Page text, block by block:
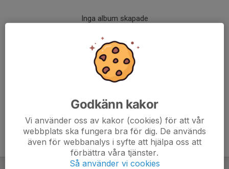
Inga album skapade
Godkänn kakor
Vi använder oss av kakor (cookies) för att vår
webbplats ska fungera bra för dig. De används
även för webbanalys i syfte att hjälpa oss att
förbättra våra tjänster.
Så använder vi cookies